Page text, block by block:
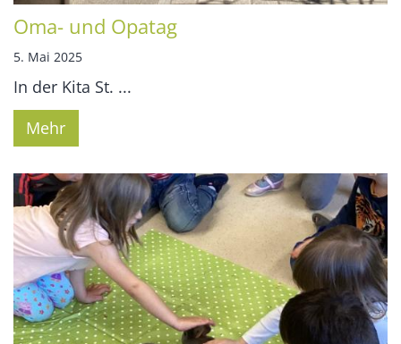
Oma- und Opatag
5. Mai 2025
In der Kita St. ...
Mehr